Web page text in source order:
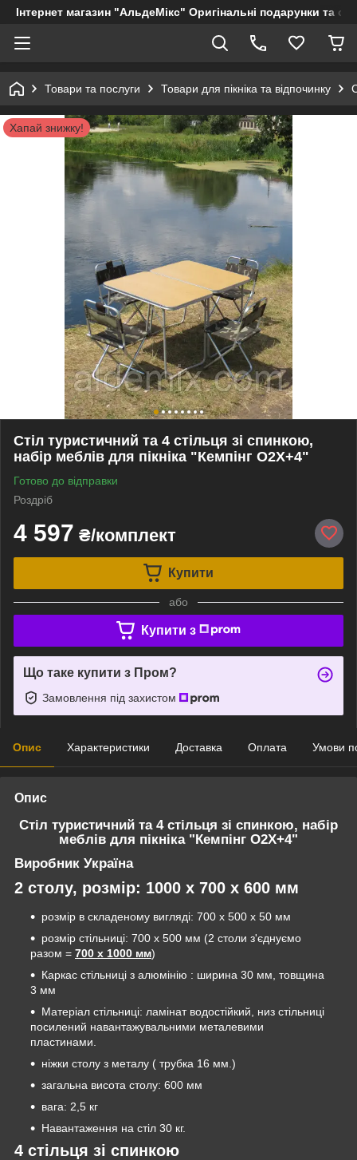
Інтернет магазин "АльдеМікс" Оригінальні подарунки та
Товари та послуги Товари для пікніка та відпочинку
Хапай знижку!
Стіл туристичний та 4 стільця зі спинкою,
набір меблів для пікніка "Кемпінг О2Х+4"
Готово до відправки
Роздріб
4 597 ₴/комплект
Купити
або
Купити з
Що таке купити з Пром?
Замовлення під захистом
Опис Характеристики Доставка Оплата Умови
Опис
Стіл туристичний та 4 стільця зі спинкою, набір
меблів для пікніка "Кемпінг О2Х+4"
Виробник Україна
2 столу, розмір: 1000 х 700 х 600 мм
розмір в складеному вигляді: 700 х 500 х 50 мм
розмір стільниці: 700 х 500 мм (2 столи з'єднуємо
разом = 700 х 1000 мм)
Каркас стільниці з алюмінію : ширина 30 мм, товщина
3 мм
Матеріал стільниці: ламінат водостійкий, низ стільниці
посилений навантажувальними металевими
пластинами.
ніжки столу з металу ( трубка 16 мм.)
загальна висота столу: 600 мм
вага: 2,5 кг
Навантаження на стіл 30 кг.
4 стільця зі спинкою